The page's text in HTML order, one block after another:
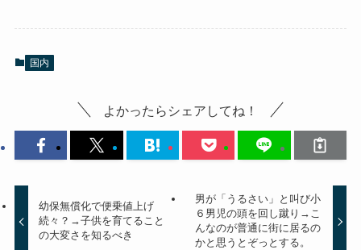
国内
よかったらシェアしてね！
幼保無償化で便乗値上げ
続々？→子供を育てること
の大変さを知るべき
男が「うるさい」と叫び小
６男児の頭を回し蹴り→こ
んなのが普通に街に居るの
かと思うとぞっとする。